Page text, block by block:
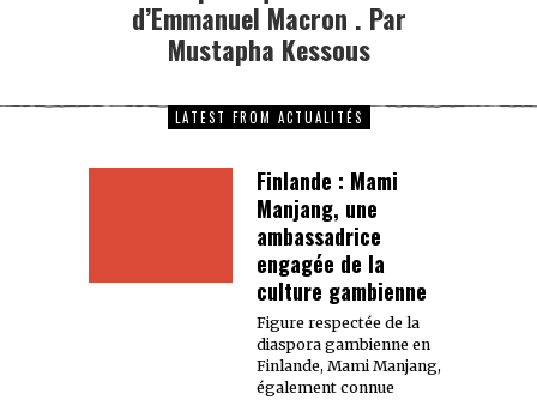
d’Emmanuel Macron . Par
Mustapha Kessous
LATEST FROM ACTUALITÉS
Finlande : Mami
Manjang, une
ambassadrice
engagée de la
culture gambienne
Figure respectée de la
diaspora gambienne en
Finlande, Mami Manjang,
également connue